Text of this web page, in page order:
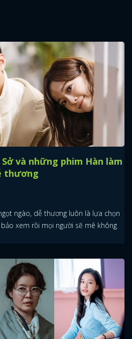
và những phim Hàn làm
thương
ngào, dễ thương luôn là lựa chọn
xem rồi mọi người sẽ mê không